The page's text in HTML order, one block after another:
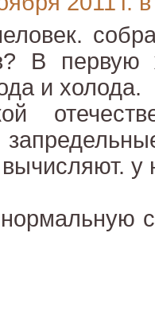
В
и холода.
у